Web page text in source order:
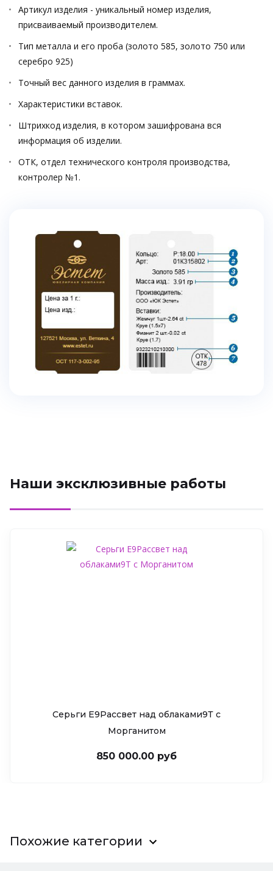
Артикул изделия - уникальный номер изделия,
присваиваемый производителем.
Тип металла и его проба (золото 585, золото 750 или
серебро 925)
Точный вес данного изделия в граммах.
Характеристики вставок.
Штрихкод изделия, в котором зашифрована вся
информация об изделии.
ОТК, отдел технического контроля производства,
контролер №1.
Наши эксклюзивные работы
Серьги Е9Рассвет над облаками9Т c
Морганитом
850 000.00 руб
Похожие категории